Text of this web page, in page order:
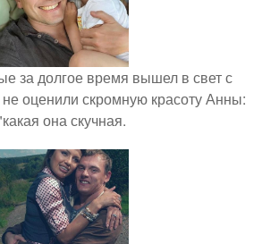
за долгое время вышел в свет с
оценили скромную красоту Анны:
она скучная.